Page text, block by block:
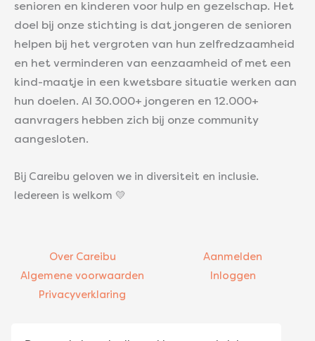
senioren en kinderen voor hulp en gezelschap. Het
doel bij onze stichting is dat jongeren de senioren
helpen bij het vergroten van hun zelfredzaamheid
en het verminderen van eenzaamheid of met een
kind-maatje in een kwetsbare situatie werken aan
hun doelen. Al 30.000+ jongeren en 12.000+
aanvragers hebben zich bij onze community
aangesloten.
Bij Careibu geloven we in diversiteit en inclusie.
Iedereen is welkom 💛
Over Careibu
Algemene voorwaarden
Privacyverklaring
Aanmelden
Inloggen